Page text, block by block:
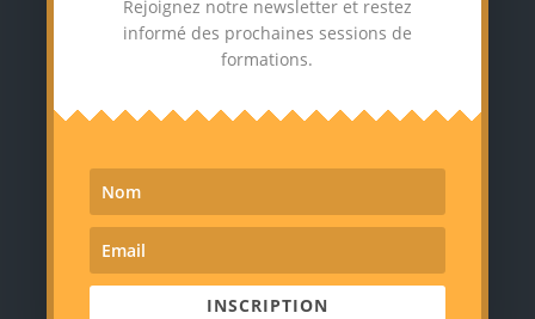
Rejoignez notre newsletter et restez
informé des prochaines sessions de
formations.
INSCRIPTION